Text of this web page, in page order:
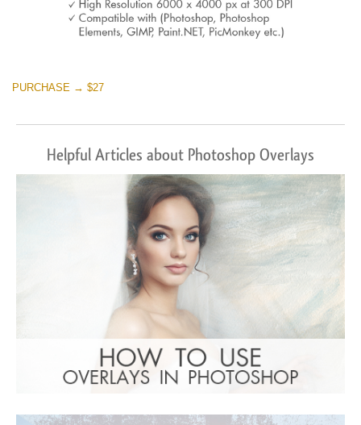
PURCHASE → $27
Helpful Articles about Photoshop Overlays